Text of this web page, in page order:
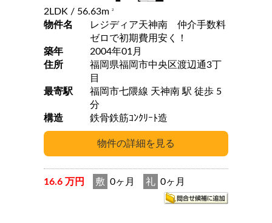
2LDK / 56.63m 2
物件名
レジディア天神南 仲介手数料
ゼロで初期費用安く！
築年
2004年01月
住所
福岡県福岡市中央区渡辺通3丁
目
最寄駅
福岡市七隈線 天神南 駅 徒歩 5
分
構造
鉄骨鉄筋ｺﾝｸﾘｰﾄ造
16.6 万円 敷 0ヶ月 礼 0ヶ月